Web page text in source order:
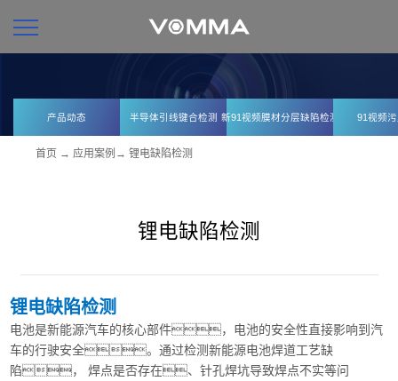
产品动态 半导体引线键合检测 新91视频膜材分层缺陷检测 91视频
首页 → 应用案例 → 锂电缺陷检测
锂电缺陷检测
锂电缺陷检测
电池是新能源汽车的核心部件，电池的安全性直接影响到汽
车的行驶安全。通过检测新能源电池焊道工艺缺
陷， 焊点是否存在、针孔焊坑导致焊点不实等问